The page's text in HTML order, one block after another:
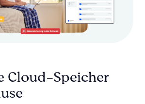
Cloud-Speicher